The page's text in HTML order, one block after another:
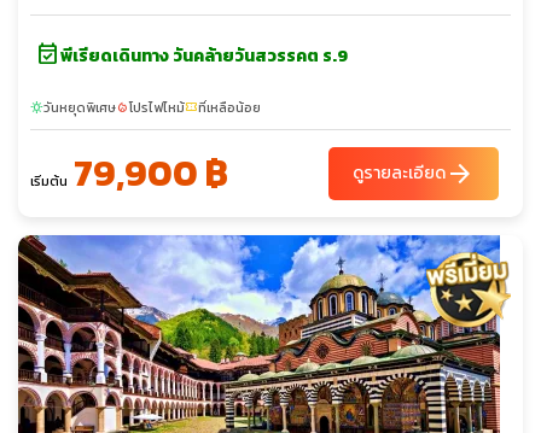
event_availableพีเรียดเดินทาง วันคล้ายวันสวรรคต ร.9
sunnyวันหยุดพิเศษlocal_fire_departmentโปรไฟไหม้confirmation_numberที่เหลือน้อย
เริ่มต้น 79,900 ฿ ดูรายละเอียดarrow_forward